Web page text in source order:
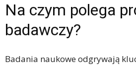
Na czym polega
badawczy?
Badania naukowe odgrywają